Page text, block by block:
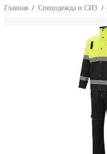
Главная / Спецодежда и СИЗ /